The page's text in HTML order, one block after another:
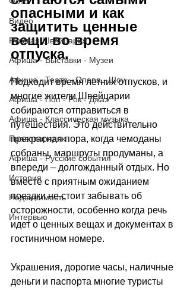
Видео
Русская Швейцария
Афиша - Выставки - Музеи
Афиша - Театр - Опера - Шоу
Афиша - Поп - Рок - Джаз
Афиша - Классическая музыка
Правопорядок
Афиша - Русские события
История
Недвижимость
Интервью
опасными и как
защитить ценные
вещи во время
отпуска.
Подходит время летних отпусков, и
многие жители Швейцарии
собираются отправиться в
путешествия. Это действительно
прекрасная пора, когда чемоданы
собраны, маршруты продуманы, а
впереди – долгожданный отдых. Но
вместе с приятным ожиданием
поездки не стоит забывать об
осторожности, особенно когда речь
идет о ценных вещах и документах в
гостиничном номере.
Украшения, дорогие часы, наличные
деньги и паспорта многие туристы